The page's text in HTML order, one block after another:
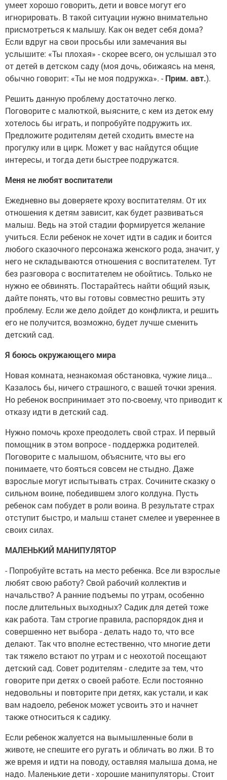
умеет хорошо говорить, дети и вовсе могут его
игнорировать. В такой ситуации нужно внимательно
присмотреться к малышу. Как он ведет себя дома?
Если вдруг на свои просьбы или замечания вы
услышите: «Ты плохая» - скорее всего, он услышал это
от детей в детском саду (моя дочь, обижаясь на меня,
обычно говорит: «Ты не моя подружка». - Прим. авт.).
Решить данную проблему достаточно легко.
Поговорите с малюткой, выясните, с кем из деток ему
хотелось бы играть, и попробуйте подружить их.
Предложите родителям детей сходить вместе на
прогулку или в цирк. Может у вас найдутся общие
интересы, и тогда дети быстрее подружатся.
Меня не любят воспитатели
Ежедневно вы доверяете кроху воспитателям. От их
отношения к детям зависит, как будет развиваться
малыш. Ведь на этой стадии формируется желание
учиться. Если ребенок не хочет идти в садик и боится
любого сказочного персонажа женского рода, значит, у
него не складываются отношения с воспитателем. Тут
без разговора с воспитателем не обойтись. Только не
нужно ее обвинять. Постарайтесь найти общий язык,
дайте понять, что вы готовы совместно решить эту
проблему. Если же дело дойдет до конфликта, и решить
его не получится, возможно, будет лучше сменить
детский сад.
Я боюсь окружающего мира
Новая комната, незнакомая обстановка, чужие лица…
Казалось бы, ничего страшного, с вашей точки зрения.
Но ребенок воспринимает это по-своему, что приводит к
отказу идти в детский сад.
Нужно помочь крохе преодолеть свой страх. И первый
помощник в этом вопросе - поддержка родителей.
Поговорите с малышом, объясните, что вы его
понимаете, что бояться совсем не стыдно. Даже
взрослые могут испытывать страх. Сочините сказку о
сильном воине, победившем злого колдуна. Пусть
ребенок сам побудет в роли воина. В результате страх
отступит быстро, и малыш станет смелее и увереннее в
своих силах.
МАЛЕНЬКИЙ МАНИПУЛЯТОР
- Попробуйте встать на место ребенка. Все ли взрослые
любят свою работу? Свой рабочий коллектив и
начальство? А ранние подъемы по утрам, особенно
после длительных выходных? Садик для детей тоже
как работа. Там строгие правила, распорядок дня и
совершенно нет выбора - делать надо то, что все
делают. Так что вполне естественно, что многие дети
так тяжело встают по утрам и с неохотой посещают
детский сад. Совет родителям - следите за тем, что
говорите при детях о своей работе. Если постоянно
недовольны и повторите при детях, как устали, и как
вам надоело, ребенок может усвоить это и начнет
также относиться к садику.
Если ребенок жалуется на вымышленные боли в
животе, не спешите его ругать и обличать во лжи. В то
же время и идти на поводу, оставляя малыша дома, не
надо. Маленькие дети - хорошие манипуляторы. Стоит